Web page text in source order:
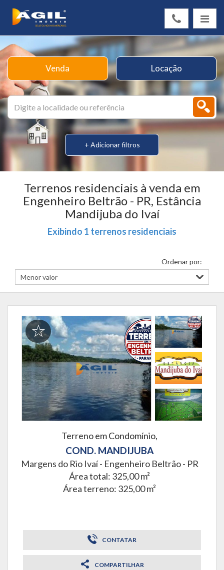
Venda Locação
+ Adicionar filtros
Terrenos residenciais à venda em
Engenheiro Beltrão - PR, Estância
Mandijuba do Ivaí
Exibindo 1 terrenos residenciais
Ordenar por:
Terreno em Condomínio,
COND. MANDIJUBA
Margens do Rio Ivaí - Engenheiro Beltrão - PR
Área total: 325,00 m²
Área terreno: 325,00 m²
CONTATAR
COMPARTILHAR